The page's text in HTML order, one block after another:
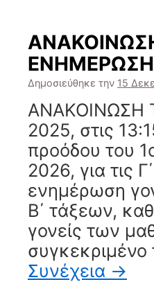
Δημοσιεύθηκε την 15
ΑΝΑΚΟΙΝΩΣΗ
2025, στις
προόδου του
2026, για τις
ενημέρωση
Β΄ τάξεων,
γονείς των
Συνέχεια →